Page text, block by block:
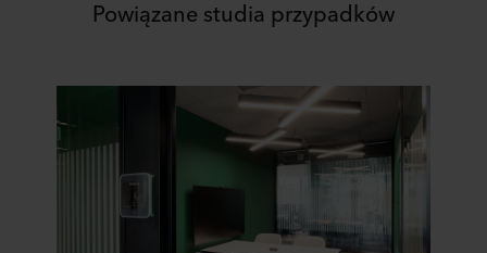
Powiązane studia przypadków